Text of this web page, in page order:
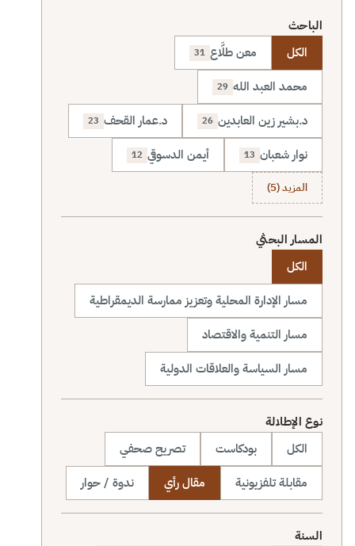
الباحث
الكل
معن طلَّاع 31
محمد العبد الله 29
د.بشير زين العابدين 26 د.عمار القحف 23
نوار شعبان 13 أيمن الدسوقي 12
المزيد (5)
المسار البحثي
الكل
مسار الإدارة المحلية وتعزيز ممارسة الديمقراطية
مسار التنمية والاقتصاد
مسار السياسة والعلاقات الدولية
نوع الإطلالة
الكل
بودكاست
تصريح صحفي
مقابلة تلفزيونية
مقال رأي ندوة / حوار
السنة